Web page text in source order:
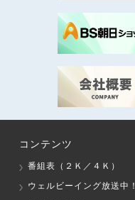
コンテンツ
番組表（２Ｋ／４Ｋ）
ウェルビーイング放送中！